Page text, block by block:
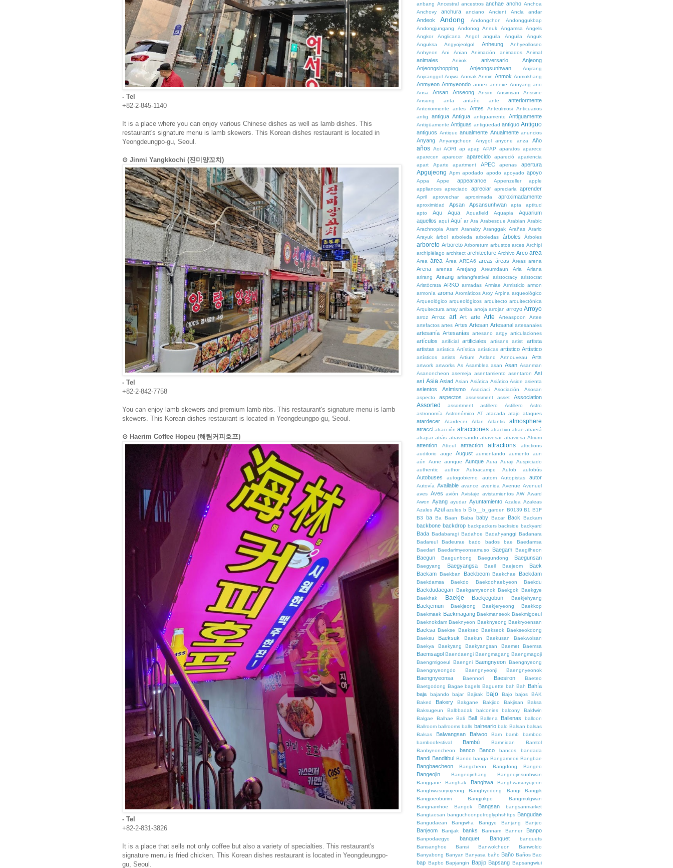
- Tel
+82-2-845-1140
It is a place where you can enjoy various Chinese dishes as well as lamb dishes. This
restaurant's signature menu is lamb skewers. This Korean dishes restaurant is located in
Yeongdeungpo-gu, Seoul.
⊙ Jinmi Yangkkochi (진미양꼬치)
- Tel
+82-2-842-7758
You can enjoy lamb skewers and premium lamb ribs. This restaurant's signature menu is lamb
skewers. This Korean dishes restaurant is located in Yeongdeungpo-gu, Seoul.
⊙ Haerim Coffee Hopeu (해림커피호프)
- Tel
+82-2-831-3826
It is a place that sells not only coffee but also a variety of specialties. This restaurant's
signature menu is fried chicken. This Korean dishes restaurant is located in Yeongdeungpo-
gu, Seoul.
anbang Ancestral ancestros anchae ancho Anchoa
Anchovy
anchura anciano Ancient Ancla andar
Andeok Andong Andongchon
Andonggukbap
Andongjungang
Andonog Aneuk Angamsa
Angels
Angkor
Anglicana Angol anguila Anguila
Anguk
Anguksa
Angyojeolgol Anheung
Anhyeolloseo
Anhyeon
Ani Anian Animación animados Animal
animales Anirok aniversario
Anjeong
Anjeongshopping
Anjeongsunhwan
Anjirang
Anjiranggol Anjwa Anmak Anmin Anmok Anmokhang
Anmyeon Anmyeondo annex annexe Annyang ano
Ansa
Ansan Anseong Ansim Ansimsan
Anssine
Ansung
anta antaño ante anteriormente
Anteriormente antes Antes Anteulmosi
Anticuarios
antig
antigua Antigua antiguamente Antiguamente
Antigüamente Antiguas antigüedad antiguo Antiguo
antiguos Antique anualmente Anualmente anuncios
Anyang Anyangcheon Anygol anyone anza Año
años Aoi AORI ap apap APAP aparatos aparece
aparecen
aparecer aparecido apareció
apariencia
apart
Aparte apartment APEC apenas apertura
Apgujeong Apm apodado apodo apoyado apoyo
Appa Appe appearance Appenzeller
apple
appliances apreciado apreciar apreciarla aprender
April aprovechar aproximada aproximadamente
aproximidad Apsan Apsansunhwan apta
aptitud
apto
Aqu Aqua Aquafield Aquapia
Aquarium
aquellos aquí Aquí ar Ara Arabesque Arabian Arabic
Arachnopia
Aram Aranaby Aranggak Arañas Arario
Arayuk
árbol arboleda arboledas árboles Árboles
arboreto Arboreto Arboretum arbustos arces Archipi
archipiélago architect architecture Archivo Arco area
Area área Área AREA6 areas áreas Áreas arena
Arena arenas Aretjang Areumdaun Aria
Ariana
arirang
Arirang arirangfestival aristocracy
aristocrat
Aristócrata ARKO armadas Armiae Armisticio armon
armonía aroma Aromáticos Aroy Arpina arqueológico
Arqueológico arqueológicos arquitecto arquitectónica
Arquitectura array arriba arroja arrojan arroyo Arroyo
arroz Arroz art Art arte Arte Arteaspoon
Artee
artefactos artes Artes Artesan Artesanal artesanales
artesanía Artesanías artesano artgy articulaciones
artículos artificial artificiales artisans artist
artista
artistas artística Artística artísticas artístico Artístico
artísticos artists Artium Artland Artnouveau Arts
artwork artworks As Asamblea asan Asan Asanman
Asanoncheon asemeja asentamiento asentaron Asi
así Asia Asiad Asian Asiática Asiático Aside asienta
asientos Asimismo Asociaci Asociación
Asosan
aspecto
aspectos assessment asset Association
Assorted assortment astillero Astillero
Astro
astronomía
Astronómico AT atacada atajo ataques
atardecer Atardecer Atlan Atlantis atmosphere
atracci atracción atracciones atractivo atrae atraerá
atrapar atrás atravesando atravesar atraviesa Atrium
attention Atteul attraction attractions
attrctions
auditorio
auge August aumentando aumento
aun
aún
Aune aunque Aunque Aura Auraji Auspiciado
authentic
author Autoacampe Autob autobús
Autobuses autogobierno autom Autopistas autor
Autovía Available avance avenida Avenue Avenuel
aves Aves avión Avistaje avistamientos AW Award
Awon Ayang ayudar Ayuntamiento Azalea Azaleas
Azales Azul azules b B b__b_garden B0139 B1 B1F
B3
ba Ba Baan Baba baby Bacar Back Backam
backbone backdrop backpackers backside backyard
Bada Badabaragi Badahoe Badahyanggi Badanara
Badareul
Badeurae bado bados bae
Baedamsa
Baedari Baedarimyeonsamuso Baegam Baegilheon
Baegun Baegunbong Baegundong Baegunsan
Baegyang Baegyangsa Baeil Baejeom
Baek
Baekam Baekban Baekbeom Baekchae Baekdam
Baekdamsa Baekdo Baekdohaebyeon Baekdu
Baekdudaegan Baekgamyeonok Baekgok Baekgye
Baekhak
Baekje Baekjegobun Baekjehyang
Baekjemun Baekjeong Baekjeryeong
Baekkop
Baekmaek Baekmagang Baekmanseok Baekmigoeul
Baeknokdam Baeknyeon Baeknyeong Baekryoensan
Baeksa Baekse Baekseo Baekseok Baekseokdong
Baeksu
Baeksuk Baekun Baekusan
Baekwolsan
Baekya
Baekyang Baekyangsan Baemet Baemsa
Baemsagol Baendaengi Baengmagang Baengmagoji
Baengmigoeul Baengni Baengnyeon Baengnyeong
Baengnyeongdo
Baengnyeonji Baengnyeonok
Baengnyeonsa Baennori Baesiron
Baeteo
Baetgodong Bagae bagels Baguette bah Bah Bahía
baja
bajando bajar Bajirak bajo Bajo bajos
BAK
Baked
Bakery Bakgane Bakjido Bakjisan
Baksa
Baksugeun
Balbbadak balconies balcony
Baldwin
Balgae
Balhae Bali Ball Ballena Ballenas
balloon
Ballroom ballrooms balls balneario balo Balsan balsas
Balsas
Balwangsan Balwoo Bam bamb
bamboo
bamboofestival
Bambú Bamnidan
Bamtol
Banbyeoncheon
banco Banco bancos bandada
Bandi Banditbul Bando banga Bangameori Bangbae
Bangbaecheon Bangcheon Bangdong Bangeo
Bangeojin Bangeojinhang
Bangeojinsunhwan
Banggane
Banghak Banghwa
Banghwasuryujeon
Banghwasuryujeong
Banghyedong Bangi
Bangjik
Bangjoeoburim
Bangjukpo
Bangmulgwan
Bangnamhoe
Bangok Bangsan
bangsanmarket
Bangtaesan bangucheonpetroglyphshttps Bangudae
Bangudaean Bangwha Bangye Banjang Banjeo
Banjeom Banjjak banks Bannam Banner Banpo
Banpodaegyo banquet Banquet
banquets
Bansanghoe
Bansi Banwolcheon
Banwoldo
Banyabong Banyan Banyasa baño Baño Baños Bao
bap Bapbo Bapjangin Bapjip Bapsang Bapsangwiui